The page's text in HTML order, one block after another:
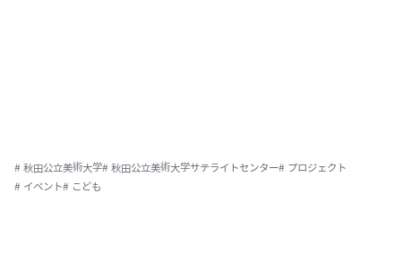
# 秋田公立美術大学# 秋田公立美術大学サテライトセンター# プロジェクト
# イベント# こども